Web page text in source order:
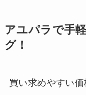
アユパラで手
グ！
買い求めやすい